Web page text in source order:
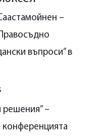
–
въпроси” в
решения” –
конференцията